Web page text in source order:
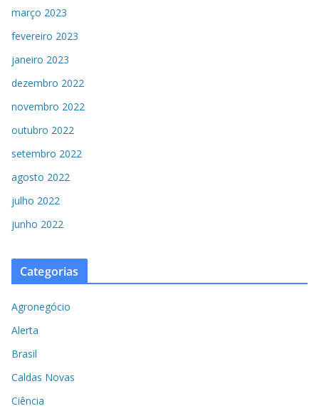
março 2023
fevereiro 2023
janeiro 2023
dezembro 2022
novembro 2022
outubro 2022
setembro 2022
agosto 2022
julho 2022
junho 2022
Categorias
Agronegócio
Alerta
Brasil
Caldas Novas
Ciência